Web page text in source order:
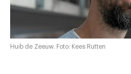
Huib de Zeeuw. Foto: Kees Rutten